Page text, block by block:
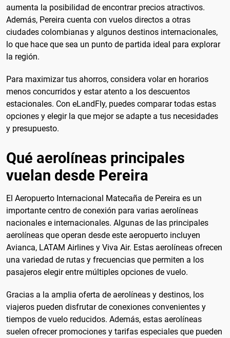
aumenta la posibilidad de encontrar precios atractivos.
Además, Pereira cuenta con vuelos directos a otras
ciudades colombianas y algunos destinos internacionales,
lo que hace que sea un punto de partida ideal para explorar
la región.
Para maximizar tus ahorros, considera volar en horarios
menos concurridos y estar atento a los descuentos
estacionales. Con eLandFly, puedes comparar todas estas
opciones y elegir la que mejor se adapte a tus necesidades
y presupuesto.
Qué aerolíneas principales
vuelan desde Pereira
El Aeropuerto Internacional Matecaña de Pereira es un
importante centro de conexión para varias aerolíneas
nacionales e internacionales. Algunas de las principales
aerolíneas que operan desde este aeropuerto incluyen
Avianca, LATAM Airlines y Viva Air. Estas aerolíneas ofrecen
una variedad de rutas y frecuencias que permiten a los
pasajeros elegir entre múltiples opciones de vuelo.
Gracias a la amplia oferta de aerolíneas y destinos, los
viajeros pueden disfrutar de conexiones convenientes y
tiempos de vuelo reducidos. Además, estas aerolíneas
suelen ofrecer promociones y tarifas especiales que pueden